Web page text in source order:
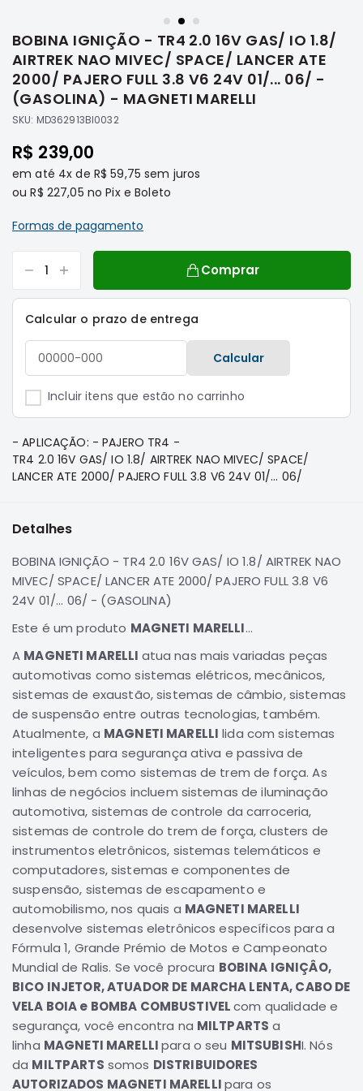
Filtros
Transmissão
Elétrica
Acessórios
ASX
Freio
Filtros
Transmissão
Elétrica
Acessórios
L200
Motor
Freio
Correias
Elétrica
Acessórios
Pajero
Sport
Full
Motor
Suspensão
Correias
Filtros
Transmissão
Elétrica
Acessórios
L200
GL,
GLS
e
SPORT
Motor
Suspensão
Freio
Filtros
Transmissão
o
início
da
Galeria
de
imagens
BOBINA IGNIÇÃO - TR4 2.0 16V GAS/ IO 1.8/
AIRTREK NAO MIVEC/ SPACE/ LANCER ATE
2000/ PAJERO FULL 3.8 V6 24V 01/... 06/ -
(GASOLINA) - MAGNETI MARELLI
SKU: MD362913BI0032
R$ 239,00
em até 4x de R$ 59,75 sem juros
ouR$ 227,05 no Pix e Boleto
Formas de pagamento
Comprar
Calcular o prazo de entrega
Calcular
Incluir itens que estão no carrinho
- APLICAÇÃO: - PAJERO TR4 -
TR4 2.0 16V GAS/ IO 1.8/ AIRTREK NAO MIVEC/ SPACE/
LANCER ATE 2000/ PAJERO FULL 3.8 V6 24V 01/... 06/
Detalhes
BOBINA IGNIÇÃO - TR4 2.0 16V GAS/ IO 1.8/ AIRTREK NAO
MIVEC/ SPACE/ LANCER ATE 2000/ PAJERO FULL 3.8 V6
24V 01/... 06/ - (GASOLINA)
Este é um produto MAGNETI MARELLI...
A MAGNETI MARELLI atua nas mais variadas peças
automotivas como sistemas elétricos, mecânicos,
sistemas de exaustão, sistemas de câmbio, sistemas
de suspensão entre outras tecnologias, também.
Atualmente, a MAGNETI MARELLI lida com sistemas
inteligentes para segurança ativa e passiva de
veículos, bem como sistemas de trem de força. As
linhas de negócios incluem sistemas de iluminação
automotiva, sistemas de controle da carroceria,
sistemas de controle do trem de força, clusters de
instrumentos eletrônicos, sistemas telemáticos e
computadores, sistemas e componentes de
suspensão, sistemas de escapamento e
automobilismo, nos quais a MAGNETI MARELLI
desenvolve sistemas eletrônicos específicos para a
Fórmula 1, Grande Prémio de Motos e Campeonato
Mundial de Ralis. Se você procura BOBINA IGNIÇÂO,
BICO INJETOR, ATUADOR DE MARCHA LENTA, CABO DE
VELA BOIA e BOMBA COMBUSTIVELcom qualidade e
segurança, você encontra na MILTPARTS a
linha MAGNETI MARELLIpara o seu MITSUBISHI. Nós
da MILTPARTS somos DISTRIBUIDORES
AUTORIZADOS MAGNETI MARELLIpara os